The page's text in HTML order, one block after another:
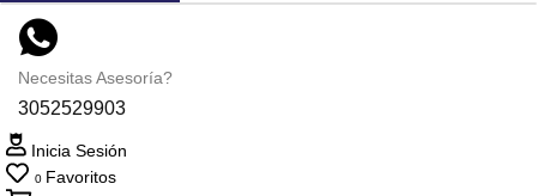
Necesitas Asesoría?
3052529903
Inicia Sesión
0 Favoritos